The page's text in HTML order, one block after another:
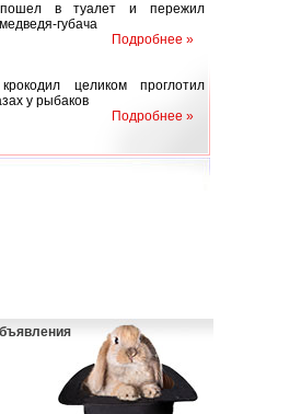
пошел в туалет и пережил
губача
Подробнее »
целиком проглотил
у рыбаков
Подробнее »